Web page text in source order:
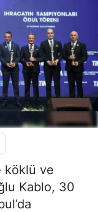
köklü ve
Kablo, 30